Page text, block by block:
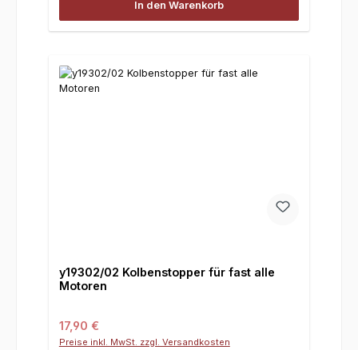
In den Warenkorb
y19302/02 Kolbenstopper für fast alle
Motoren
Regulärer Preis:
17,90 €
Preise inkl. MwSt. zzgl. Versandkosten